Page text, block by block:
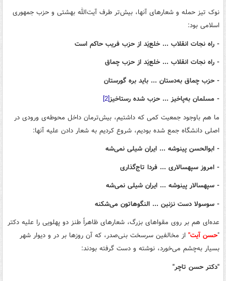
نوک تیز حمله و شعارهای آنها، بیش‌تر طرف آیت‌الله بهشتی و حزب جمهوری
اسلامی بود:
- راه نجات انقلاب ... خلع‌یَد از حزب فریب حاکم است
- راه نجات انقلاب ... خلع‌یَد از حزب چماق
- حزب چماق به‌دستان ... باید بره گورستان
- مسلمان به‌پاخیز ... حزب شده رستاخیز[2]
ما هم باوجود جمعیت کمی ‌که داشتیم، بیش‌ترمان داخل محوطه‌ی ورودی در
اصلی دانشگاه جمع شده بودیم، شروع کردیم به شعار دادن علیه آنها:
- ابوالحسن پینوشه ... ایران شیلی نمی‌شه
- امروز سپهسالاری ... فردا تاج‌گذاری
- سپهسالار پینوشه ... ایران شیلی نمی‌شه
- سوسولا دست نزنین ... النگوهاتون می‌شکنه
عده‌ای هم بر روی مقواهای بزرگ، شعارهای ظاهراً طنز دو پهلویی را علیه دکتر
"حسن آیت" از مخالفین سرسخت بنی‌صدر، که آن روزها بر در و دیوار شهر
بسیار به‌چشم می‌خورد، نوشته و دست گرفته بودند:
"دکتر حسن تاچر"